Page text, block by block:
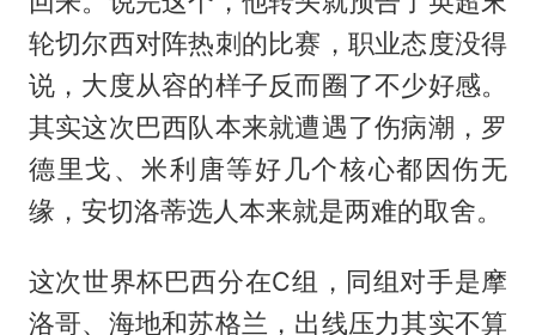
轮切尔西对阵热刺的比赛，职业态度没得
说，大度从容的样子反而圈了不少好感。
其实这次巴西队本来就遭遇了伤病潮，罗
德里戈、米利唐等好几个核心都因伤无
缘，安切洛蒂选人本来就是两难的取舍。
这次世界杯巴西分在C组，同组对手是摩
洛哥、海地和苏格兰，出线压力其实不算